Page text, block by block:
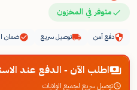
متوفر في المخزون
دفع آمن توصيل سريع ضمان
اطلب الآن - الدفع عند
توصيل سريع لجميع الولايات